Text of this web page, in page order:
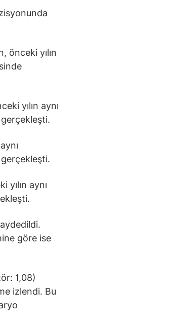
önceki yılın
yılın aynı
aynı
göre ise
1,08)
izlendi. Bu